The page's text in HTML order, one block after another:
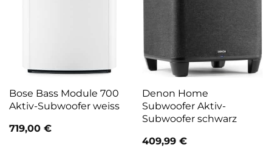
Bose Bass Module 700
Aktiv-Subwoofer weiss
719,00 €
Denon Home
Subwoofer Aktiv-
Subwoofer schwarz
409,99 €